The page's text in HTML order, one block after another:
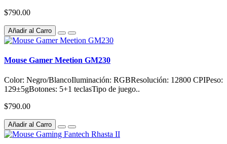
$790.00
Añadir al Carro
Mouse Gamer Meetion GM230
Color: Negro/BlancoIluminación: RGBResolución: 12800 CPIPeso:
129±5gBotones: 5+1 teclasTipo de juego..
$790.00
Añadir al Carro